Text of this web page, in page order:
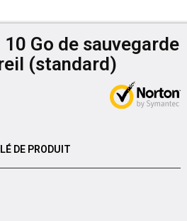
Go de sauvegarde
(standard)
DE PRODUIT